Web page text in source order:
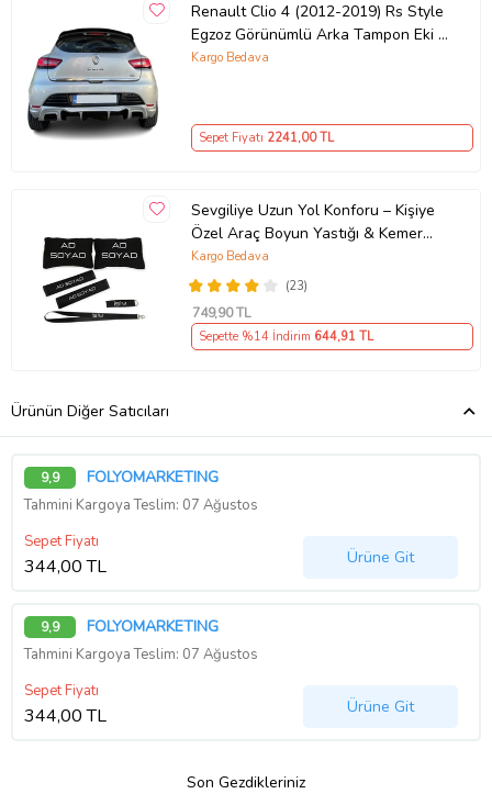
Renault Clio 4 (2012-2019) Rs Style
Egzoz Görünümlü Arka Tampon Eki -
Difüzör (Plastik)
Kargo Bedava
Sepet Fiyatı 2241,00 TL
Sevgiliye Uzun Yol Konforu – Kişiye
Özel Araç Boyun Yastığı & Kemer
Pedi Hediye Seti
(23)
Kargo Bedava
749,90 TL
Sepette %14 İndirim 644,91 TL
Ürünün Diğer Satıcıları
9,9 FOLYOMARKETING
Tahmini Kargoya Teslim: 07 Ağustos
Sepet Fiyatı
344,00 TL Ürüne Git
9,9 FOLYOMARKETING
Tahmini Kargoya Teslim: 07 Ağustos
Sepet Fiyatı
344,00 TL Ürüne Git
Son Gezdikleriniz